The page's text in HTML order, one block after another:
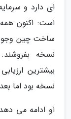
ای دارد و
است: اکنون
نسخه
نسخه بود اما
او ادامه می